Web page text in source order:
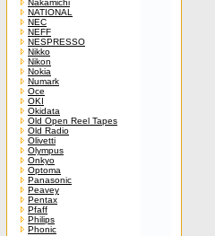
Nakamichi
NATIONAL
NEC
NEFF
NESPRESSO
Nikko
Nikon
Nokia
Numark
Oce
OKI
Okidata
Old Open Reel Tapes
Old Radio
Olivetti
Olympus
Onkyo
Optoma
Panasonic
Peavey
Pentax
Pfaff
Philips
Phonic